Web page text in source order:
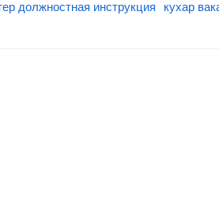
должностная инструкция
кухар